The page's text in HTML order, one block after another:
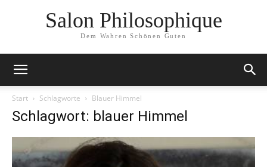
Salon Philosophique
Dem Wahren Schönen Guten
Start Schlagworte Blauer Himmel
Schlagwort: blauer Himmel